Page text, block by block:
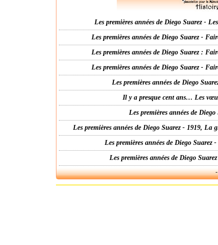
Les premières années de Diego Suarez -
Les premières années de Diego Suarez -
Les premières années de Diego Suarez :
Les premières années de Diego Suarez -
Les premières années de Diego
Il y a presque cent ans… Les
Les premières années de
Les premières années de Diego Suarez - 1919,
Les premières années de Diego
Les premières années de Diego